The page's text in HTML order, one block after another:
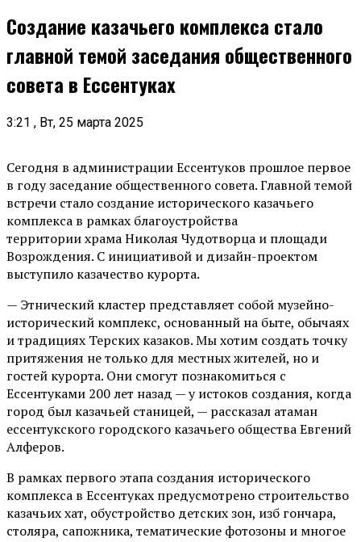
Создание казачьего комплекса стало
главной темой заседания общественного
совета в Ессентуках
3:21 , Вт, 25 марта 2025
Сегодня в администрации Ессентуков прошлое первое
в году заседание общественного совета. Главной темой
встречи стало создание исторического казачьего
комплекса в рамках благоустройства
территории храма Николая Чудотворца и площади
Возрождения. С инициативой и дизайн-проектом
выступило казачество курорта.
— Этнический кластер представляет собой музейно-
исторический комплекс, основанный на быте, обычаях
и традициях Терских казаков. Мы хотим создать точку
притяжения не только для местных жителей, но и
гостей курорта. Они смогут познакомиться с
Ессентуками 200 лет назад — у истоков создания, когда
город был казачьей станицей, — рассказал атаман
ессентукского городского казачьего общества Евгений
Алферов.
В рамках первого этапа создания исторического
комплекса в Ессентуках предусмотрено строительство
казачьих хат, обустройство детских зон, изб гончара,
столяра, сапожника, тематические фотозоны и многое